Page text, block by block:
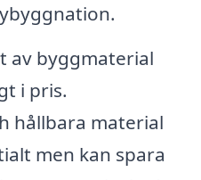
av byggmaterial
i pris.
hållbara material
men kan spara